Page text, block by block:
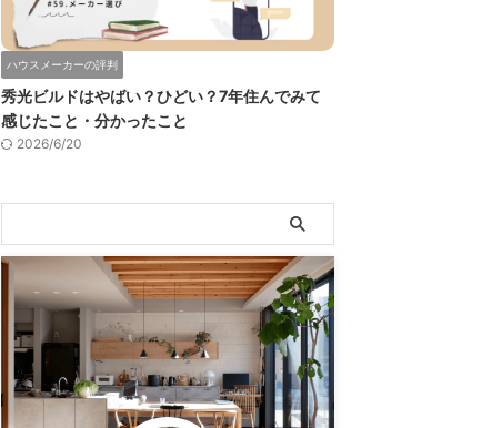
ハウスメーカーの評判
秀光ビルドはやばい？ひどい？7年住んでみて
感じたこと・分かったこと
2026/6/20